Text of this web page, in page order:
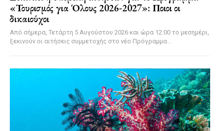
«Τουρισμός για Όλους 2026-2027»: Ποιοι οι
δικαιούχοι
Από σήμερα, Τετάρτη 5 Αυγούστου 2026 και ώρα 12:00 το μεσημέρι,
ξεκινούν οι αιτήσεις συμμετοχής στο νέο Πρόγραμμα...